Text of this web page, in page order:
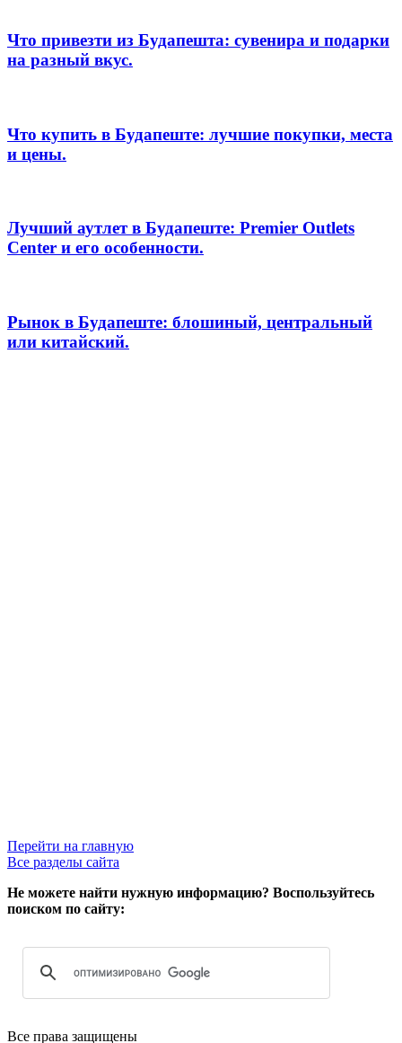
Что привезти из Будапешта: сувенира и подарки
на разный вкус.
Что купить в Будапеште: лучшие покупки, места
и цены.
Лучший аутлет в Будапеште: Premier Outlets
Center и его особенности.
Рынок в Будапеште: блошиный, центральный
или китайский.
Перейти на главную
Все разделы сайта
Не можете найти нужную информацию? Воспользуйтесь
поиском по сайту:
Все права защищены